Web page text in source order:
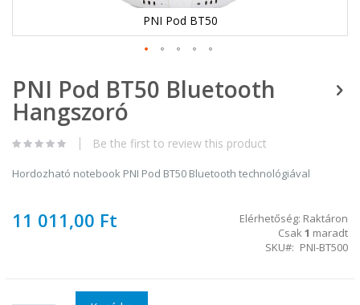
PNI Pod BT50
a
képgaléria
elejére
PNI Pod BT50 Bluetooth
Hangszoró
Be the first to review this product
Hordozható notebook PNI Pod BT50 Bluetooth technológiával
11 011,00 Ft Elérhetőség: Raktáron
Csak1 maradt
SKU
PNI-BT500